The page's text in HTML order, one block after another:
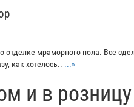
мраморного пола. Все
как хотелось.. ...»
и в розницу